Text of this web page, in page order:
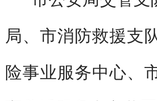
局、市消防救援支
险事业服务中心、